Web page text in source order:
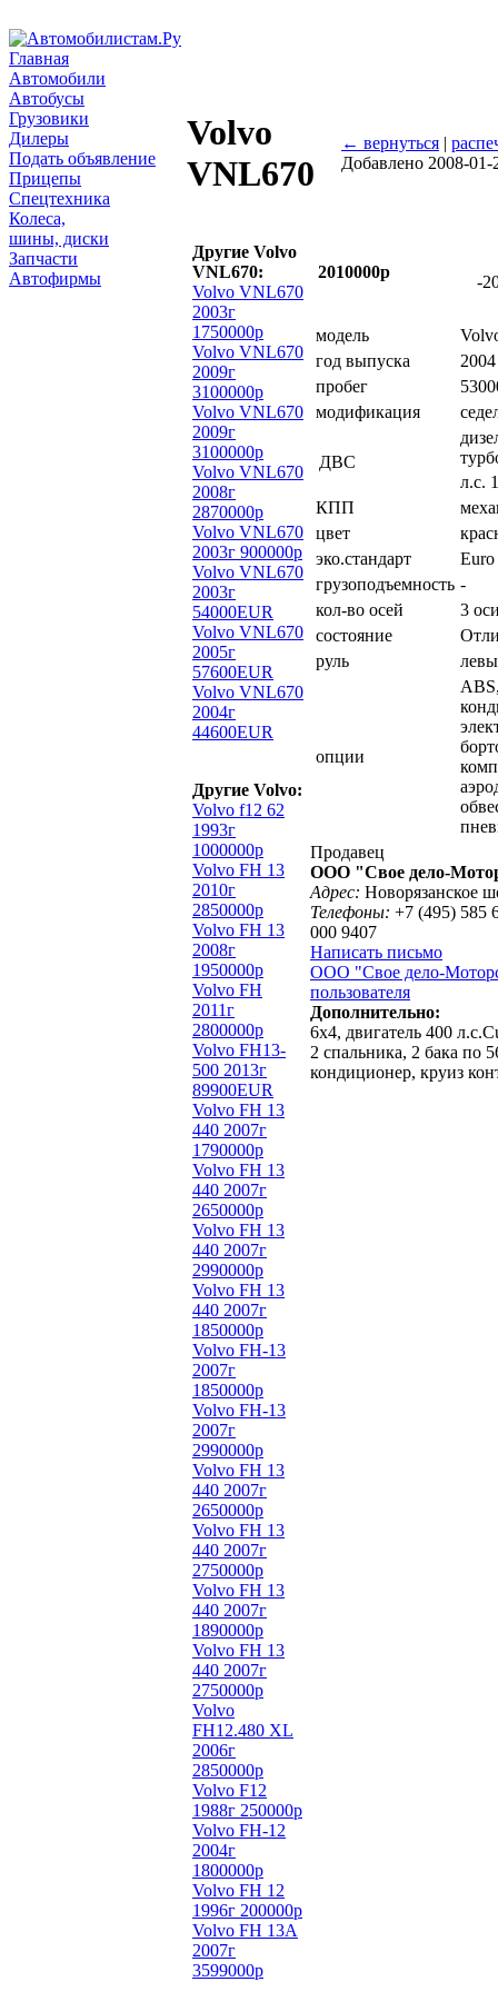
Главная
Автомобили
Автобусы
Грузовики
Дилеры
Подать объявление
Прицепы
Спецтехника
Колеса,
шины, диски
Запчасти
Автофирмы
Volvo
VNL670
← вернуться |
Добавлено 2008-01-
Другие Volvo
VNL670:
Volvo VNL670
2003г
1750000р
Volvo VNL670
2009г
3100000р
Volvo VNL670
2009г
3100000р
Volvo VNL670
2008г
2870000р
Volvo VNL670
2003г 900000р
Volvo VNL670
2003г
54000EUR
Volvo VNL670
2005г
57600EUR
Volvo VNL670
2004г
44600EUR
Другие Volvo:
Volvo f12 62
1993г
1000000р
Volvo FH 13
2010г
2850000р
Volvo FH 13
2008г
1950000р
Volvo FH
2011г
2800000р
Volvo FH13-
500 2013г
89900EUR
Volvo FH 13
440 2007г
1790000р
Volvo FH 13
440 2007г
2650000р
Volvo FH 13
440 2007г
2990000р
Volvo FH 13
440 2007г
1850000р
Volvo FH-13
2007г
1850000р
Volvo FH-13
2007г
2990000р
Volvo FH 13
440 2007г
2650000р
Volvo FH 13
440 2007г
2750000р
Volvo FH 13
440 2007г
1890000р
Volvo FH 13
440 2007г
2750000р
Volvo
FH12.480 XL
2006г
2850000р
Volvo F12
1988г 250000р
Volvo FH-12
2004г
1800000р
Volvo FH 12
1996г 200000р
Volvo FH 13A
2007г
3599000р
2010000р
-
модель
год выпуска
2004
пробег
модификация
ДВС
л.с.
КПП
цвет
эко.стандарт
грузоподъемность -
кол-во осей
3
состояние
руль
опции
Продавец
ООО "Свое дело-
Адрес: Новорязанское
Телефоны: +7 (495) 585
000 9407
Написать письмо
ООО "Свое дело-
пользователя
Дополнительно:
6х4, двигатель 400
2 спальника, 2 бака
кондиционер, круиз